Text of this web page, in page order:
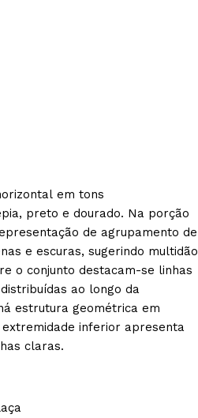
em tons
preto e dourado. Na porção
de agrupamento de
e escuras, sugerindo multidão
o conjunto destacam-se linhas
ao longo da
estrutura geométrica em
inferior apresenta
claras.